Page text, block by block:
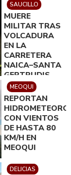
SAUCILLO
MUERE
MILITAR TRAS
VOLCADURA
EN LA
CARRETERA
NAICA–SANTA
GERTRUDIS
MEOQUI
REPORTAN
HIDROMETEORO
CON VIENTOS
DE HASTA 80
KM/H EN
MEOQUI
DELICIAS